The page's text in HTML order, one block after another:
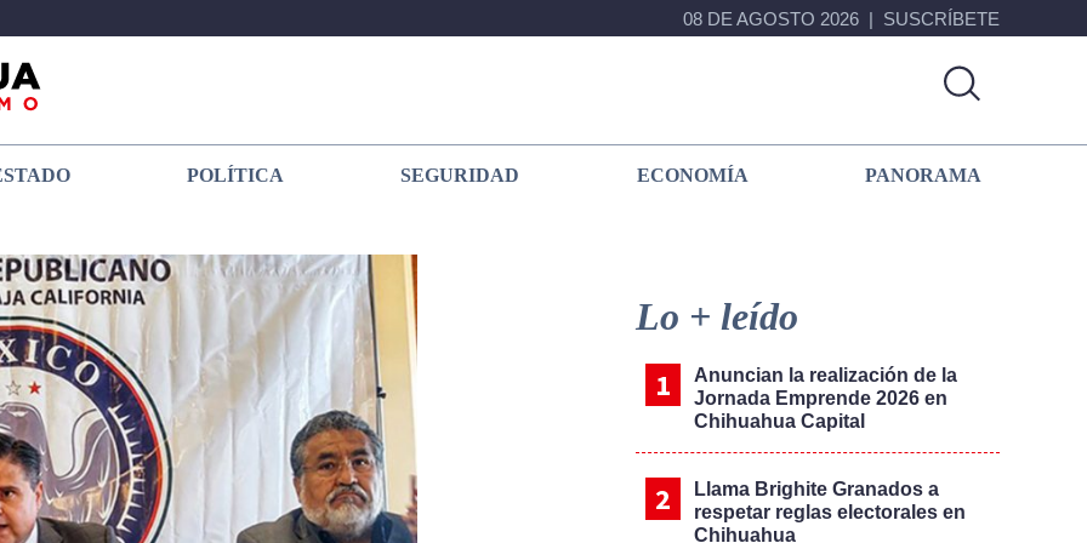
08 DE AGOSTO 2026 SUSCRÍBETE
POLÍTICA SEGURIDAD ECONOMÍA PANORAMA
Sidebar
Lo + leído
Anuncian la realización de la
Jornada Emprende 2026 en
Chihuahua Capital
Llama Brighite Granados a
respetar reglas electorales en
Chihuahua